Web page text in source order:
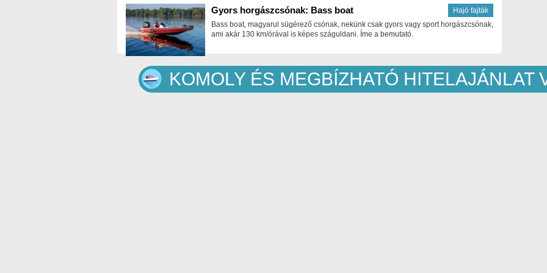
Hajó fajták
Gyors horgászcsónak: Bass boat
Bass boat, magyarul sügérező csónak, nekünk csak gyors vagy sport horgászcsónak,
ami akár 130 km/órával is képes száguldani. Íme a bemutató.
KOMOLY ÉS MEGBÍZHATÓ HITELAJÁNLAT